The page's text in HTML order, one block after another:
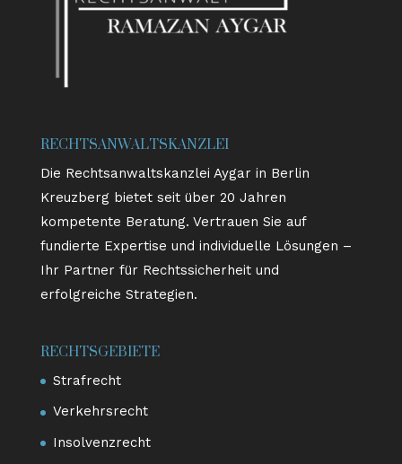
RECHTSANWALTSKANZLEI
Die Rechtsanwaltskanzlei Aygar in Berlin
Kreuzberg bietet seit über 20 Jahren
kompetente Beratung. Vertrauen Sie auf
fundierte Expertise und individuelle Lösungen –
Ihr Partner für Rechtssicherheit und
erfolgreiche Strategien.
RECHTSGEBIETE
Strafrecht
Verkehrsrecht
Insolvenzrecht